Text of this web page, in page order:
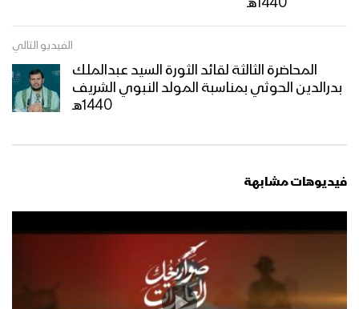
مشاهد جوية من الحشود المليونية في
بالمولد النبوي الشريف 12 ربيع الأول
1447هـ 04-09-2025
مسير ضوئي لقوات الاحتياط والتدخل
المركزي احتفاءا بذكرى المولد النبوي
1440هـ
الفيديو التالي
المحاضرة الثالثة لقائد الثورة السيد عبدالملك
بدرالدين الحوثي بمناسبة المولد النبوي الشريف
1440هـ
فيديوهات مشابهة